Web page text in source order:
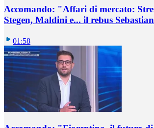
Accomando: "Affari di mercato:
Stegen, Maldini e... il rebus
01:58